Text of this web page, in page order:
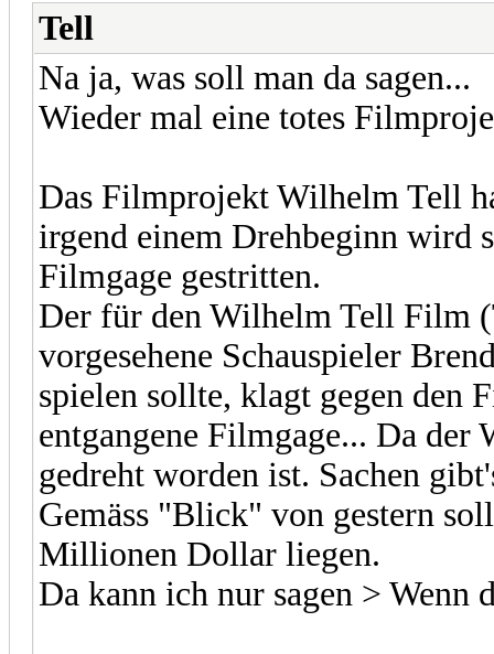
Tell
Na ja, was soll man da sagen...
Wieder mal eine totes
Das Filmprojekt Wilhelm Tell
irgend einem Drehbeginn wird
Filmgage gestritten.
Der für den Wilhelm Tell Film
vorgesehene Schauspieler
spielen sollte, klagt gegen den
entgangene Filmgage... Da
gedreht worden ist. Sachen
Gemäss "Blick" von gestern
Millionen Dollar liegen.
Da kann ich nur sagen > Wenn